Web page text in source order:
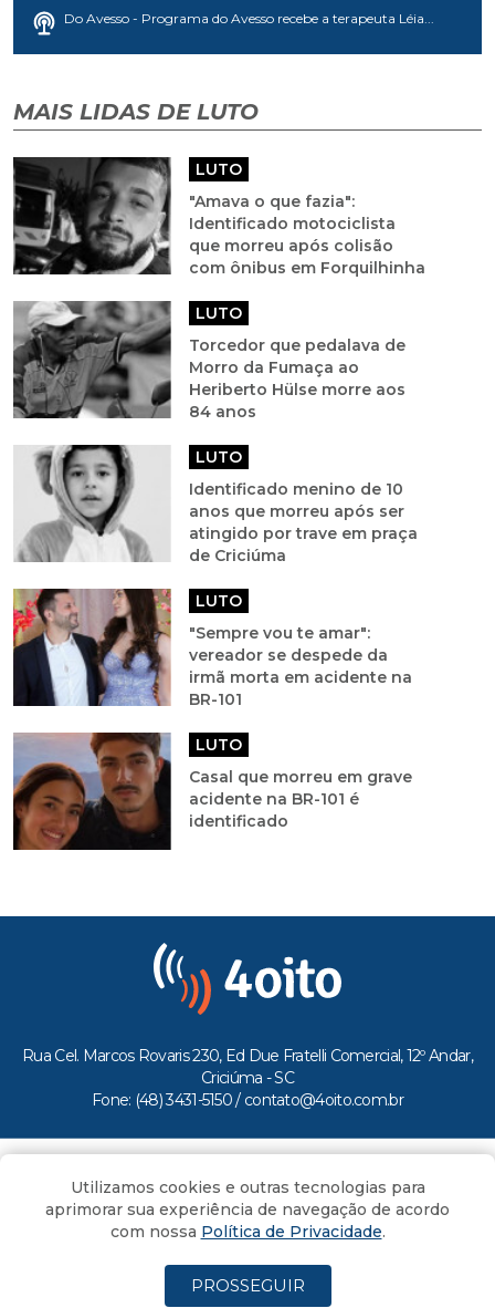
Do Avesso - Programa do Avesso recebe a terapeuta Léia...
MAIS LIDAS DE LUTO
LUTO
"Amava o que fazia":
Identificado motociclista
que morreu após colisão
com ônibus em Forquilhinha
LUTO
Torcedor que pedalava de
Morro da Fumaça ao
Heriberto Hülse morre aos
84 anos
LUTO
Identificado menino de 10
anos que morreu após ser
atingido por trave em praça
de Criciúma
LUTO
"Sempre vou te amar":
vereador se despede da
irmã morta em acidente na
BR-101
LUTO
Casal que morreu em grave
acidente na BR-101 é
identificado
Rua Cel. Marcos Rovaris 230, Ed Due Fratelli Comercial, 12º Andar,
Criciúma - SC
Fone: (48) 3431-5150 / contato@4oito.com.br
Todos os direitos reservados ao Portal 4oito
Utilizamos cookies e outras tecnologias para
aprimorar sua experiência de navegação de acordo
com nossa Política de Privacidade.
PROSSEGUIR